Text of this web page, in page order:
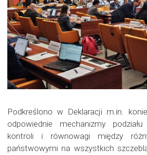
Podkreślono w Deklaracji m.in.
odpowiednie mechanizmy
kontroli i równowagi między
państwowymi na wszystkich